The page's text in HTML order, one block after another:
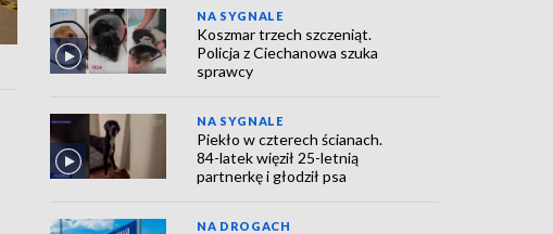
NA SYGNALE
Koszmar trzech szczeniąt.
Policja z Ciechanowa szuka
sprawcy
NA SYGNALE
Piekło w czterech ścianach.
84-latek więził 25-letnią
partnerkę i głodził psa
NA DROGACH